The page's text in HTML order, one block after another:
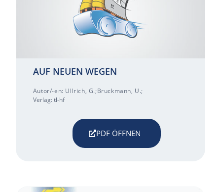
AUF NEUEN WEGEN
Autor/-en: Ullrich, G.;Bruckmann, U.;
Verlag: tl-hf
PDF ÖFFNEN